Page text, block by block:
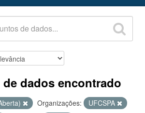
dados encontrado
Organizações:
UFCSPA